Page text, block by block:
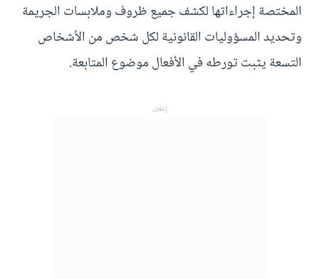
المختصة إجراءاتها لكشف جميع ظروف وملابسات الجريمة
وتحديد المسؤوليات القانونية لكل شخص من الأشخاص
التسعة يثبت تورطه في الأفعال موضوع المتابعة.
إعلان